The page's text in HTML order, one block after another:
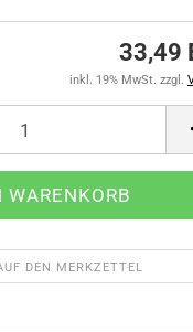
33,49
inkl. 19% MwSt. zzgl.
DEN MERKZETTEL